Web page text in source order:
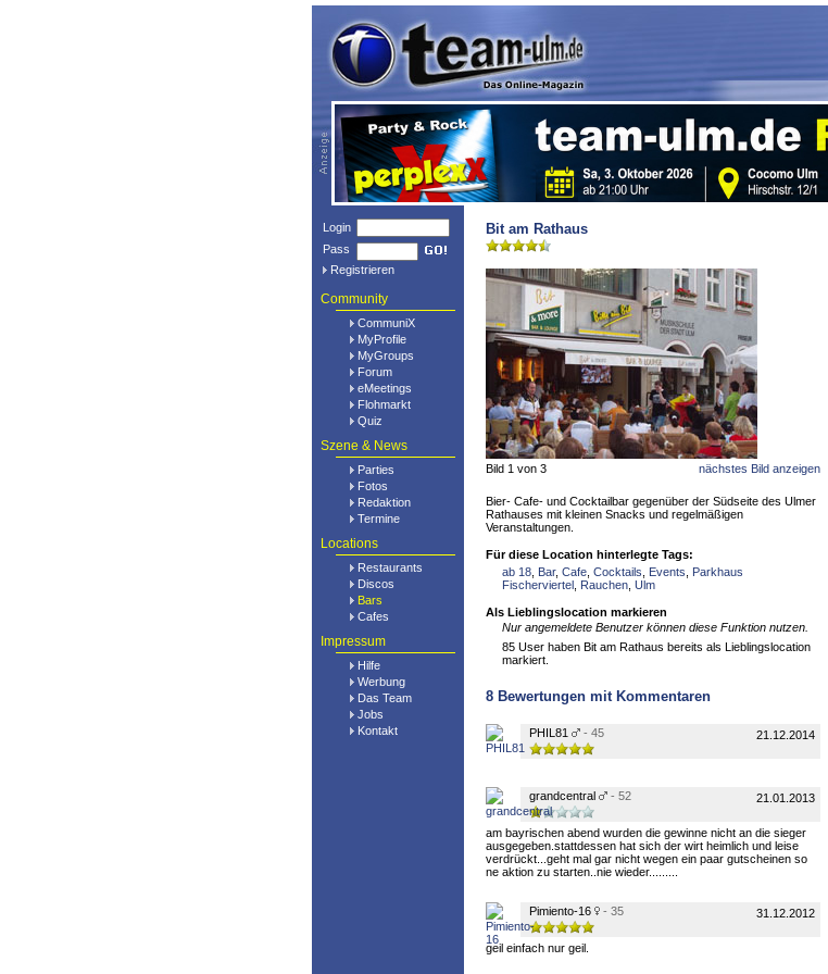
Login
Pass
Registrieren
Community
CommuniX
MyProfile
MyGroups
Forum
eMeetings
Flohmarkt
Quiz
Szene & News
Parties
Fotos
Redaktion
Termine
Locations
Restaurants
Discos
Bars
Cafes
Impressum
Hilfe
Werbung
Das Team
Jobs
Kontakt
Bit am Rathaus
Bild 1 von 3 nächstes Bild anzeigen
Bier- Cafe- und Cocktailbar gegenüber der Südseite des Ulmer
Rathauses mit kleinen Snacks und regelmäßigen
Veranstaltungen.
Für diese Location hinterlegte Tags:
ab 18 Bar, Cafe Cocktails Events
Parkhaus
Fischerviertel Rauchen Ulm
Als Lieblingslocation markieren
Nur angemeldete Benutzer können diese Funktion nutzen.
85 User haben Bit am Rathaus bereits als Lieblingslocation
markiert.
8 Bewertungen mit Kommentaren
PHIL81 - 45 21.12.2014
grandcentral - 52 21.01.2013
am bayrischen abend wurden die gewinne nicht an die sieger
ausgegeben.stattdessen hat sich der wirt heimlich und leise
verdrückt...geht mal gar nicht wegen ein paar gutscheinen so
ne aktion zu starten..nie wieder.........
Pimiento-16 - 35 31.12.2012
geil einfach nur geil.